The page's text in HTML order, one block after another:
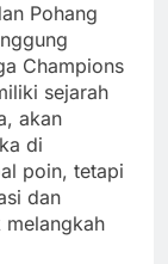
Pohang
Champions
sejarah
akan
di
poin, tetapi
dan
melangkah